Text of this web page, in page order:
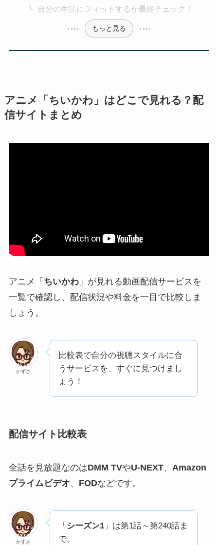
自分の生活にフィットするか最終チェック！
もっと見る
アニメ「ちいかわ」はどこで見れる？配
信サイトまとめ
アニメ「 ちいかわ」が見れる動画配信サービスを
一覧で確認し、配信状況や料金を一目で比較しま
しょう。
かずさ
比較表で自分の視聴スタイルに合
うサービスを、すぐに見つけまし
ょう！
配信サイト比較表
全話を見放題なのはDMM TVやU-NEXT、 Amazon
プライムビデオ、 FODなどです。
かずさ
「 シーズン1」は第1話～第240話ま
で。